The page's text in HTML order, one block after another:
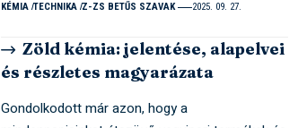
KÉMIA TECHNIKA Z-ZS BETŰS SZAVAK 2025. 09. 27.
Zöld kémia: jelentése, alapelvei
és részletes magyarázata
Gondolkodott már azon, hogy a